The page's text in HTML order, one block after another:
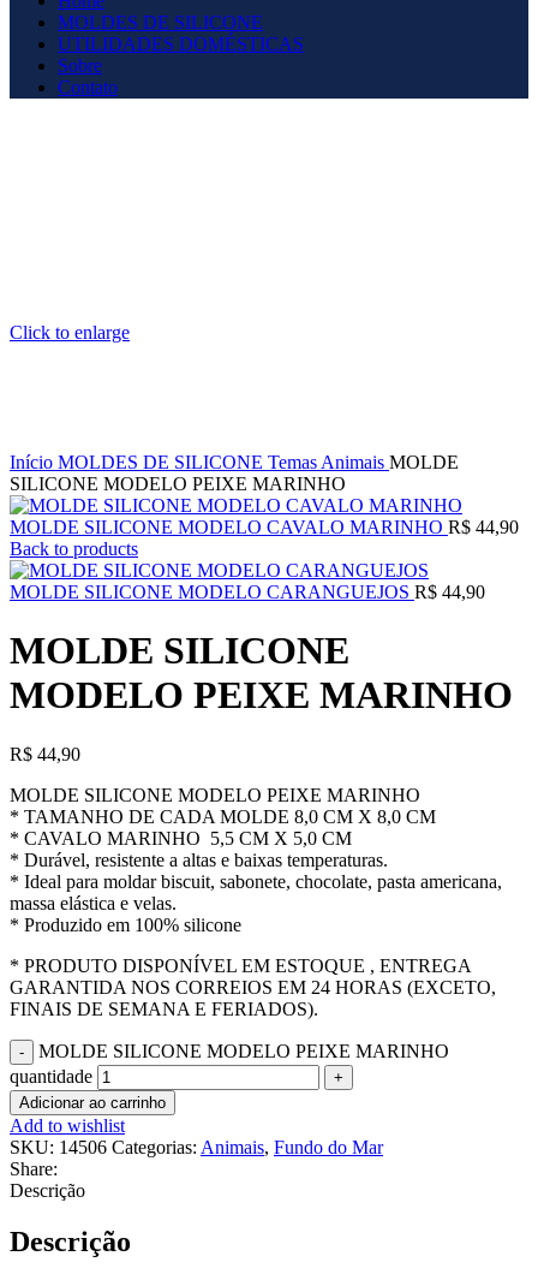
MOLDES DE SILICONE
UTILIDADES DOMÉSTICAS
Sobre
Contato
Click to enlarge
Início MOLDES DE SILICONE Temas Animais MOLDE
SILICONE MODELO PEIXE MARINHO
MOLDE SILICONE MODELO CAVALO MARINHO R$ 44,90
Back to products
MOLDE SILICONE MODELO CARANGUEJOS R$ 44,90
MOLDE SILICONE
MODELO PEIXE MARINHO
R$ 44,90
MOLDE SILICONE MODELO PEIXE MARINHO
* TAMANHO DE CADA MOLDE 8,0 CM X 8,0 CM
* CAVALO MARINHO 5,5 CM X 5,0 CM
* Durável, resistente a altas e baixas temperaturas.
* Ideal para moldar biscuit, sabonete, chocolate, pasta americana,
massa elástica e velas.
* Produzido em 100% silicone
* PRODUTO DISPONÍVEL EM ESTOQUE , ENTREGA
GARANTIDA NOS CORREIOS EM 24 HORAS (EXCETO,
FINAIS DE SEMANA E FERIADOS).
MOLDE SILICONE MODELO PEIXE MARINHO
quantidade
Adicionar ao carrinho
Add to wishlist
SKU: 14506 Categorias: Animais, Fundo do Mar
Share:
Descrição
Descrição